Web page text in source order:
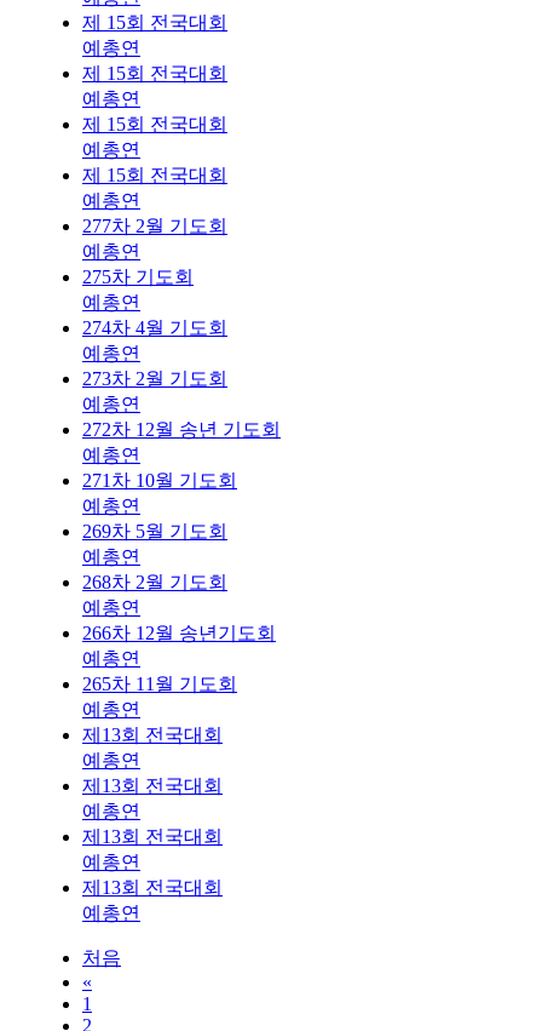
제 15회 전국대회
예총연
제 15회 전국대회
예총연
제 15회 전국대회
예총연
제 15회 전국대회
예총연
277차 2월 기도회
예총연
275차 기도회
예총연
274차 4월 기도회
예총연
273차 2월 기도회
예총연
272차 12월 송년 기도회
예총연
271차 10월 기도회
예총연
269차 5월 기도회
예총연
268차 2월 기도회
예총연
266차 12월 송년기도회
예총연
265차 11월 기도회
예총연
제13회 전국대회
예총연
제13회 전국대회
예총연
제13회 전국대회
예총연
제13회 전국대회
예총연
처음
«
1
2